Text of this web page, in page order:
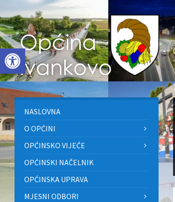
Open toolbar
to
content
to
left
sidebar
to
footer
NASLOVNA
O OPĆINI
OPĆINSKO VIJEĆE
OPĆINSKI NAČELNIK
OPĆINSKA UPRAVA
MJESNI ODBORI